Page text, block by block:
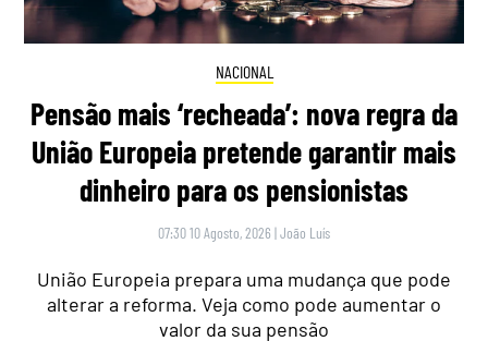
NACIONAL
Pensão mais ‘recheada’: nova regra da
União Europeia pretende garantir mais
dinheiro para os pensionistas
07:30 10 Agosto, 2026 |João Luís
União Europeia prepara uma mudança que pode
alterar a reforma. Veja como pode aumentar o
valor da sua pensão